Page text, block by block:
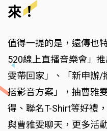
來！
值得一提的是，遠傳也
520線上直播音樂會」
雯帶回家」、「新申辦
搭影音方案」，抽曹雅
得、聯名T-Shirt等好禮
與曹雅雯聊天，更多活